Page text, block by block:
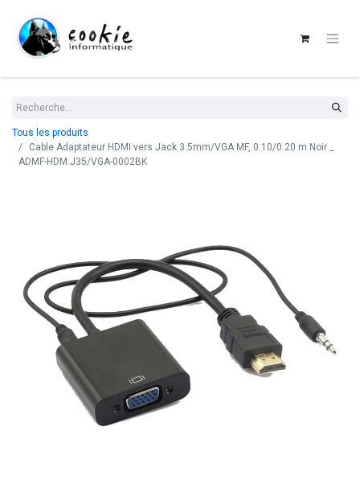
Tous les produits
Cable Adaptateur HDMI vers Jack 3.5mm/VGA MF, 0.10/0.20 m Noir _
ADMF-HDM.J35/VGA-0002BK